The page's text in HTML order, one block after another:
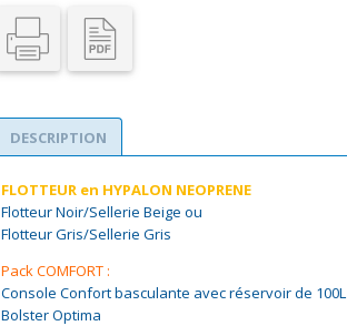
DESCRIPTION
FLOTTEUR en HYPALON NEOPRENE
Flotteur Noir/Sellerie Beige ou
Flotteur Gris/Sellerie Gris
Pack COMFORT :
Console Confort basculante avec réservoir de 100L
Bolster Optima